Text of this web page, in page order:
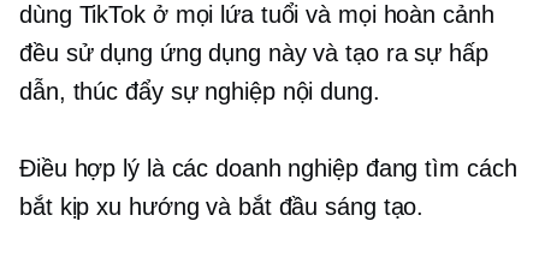
dùng TikTok ở mọi lứa tuổi và mọi hoàn cảnh
đều sử dụng ứng dụng này và tạo ra sự hấp
dẫn, thúc đẩy sự nghiệpnội dung.
Điều hợp lý là các doanh nghiệp đang tìm cách
bắt kịp xu hướng và bắt đầu sáng tạo.